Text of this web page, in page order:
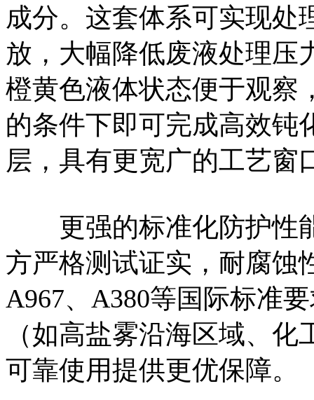
成分。这套体系可实现处
放，大幅降低废液处理
橙黄色液体状态便于观察
的条件下即可完成高效钝
层，具有更宽广的工艺窗
更强的标准化防护性能
方严格测试证实，耐腐蚀
A967、A380等国际标准
（如高盐雾沿海区域、
可靠使用提供更优保障。